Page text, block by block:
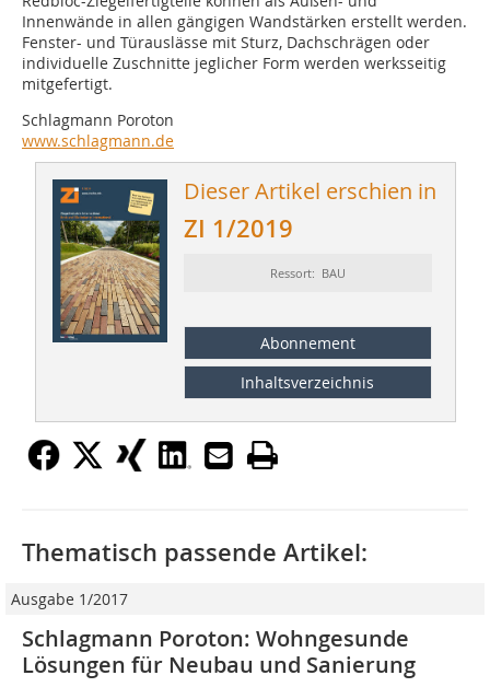
Innenwände in allen gängigen Wandstärken erstellt werden.
Fenster- und Türauslässe mit Sturz, Dachschrägen oder
individuelle Zuschnitte jeglicher Form werden werksseitig
mitgefertigt.
Schlagmann Poroton
www.schlagmann.de
Dieser Artikel erschien in
ZI 1/2019
Ressort: BAU
Abonnement
Inhaltsverzeichnis
Thematisch passende Artikel:
Ausgabe 1/2017
Schlagmann Poroton: Wohngesunde
Lösungen für Neubau und Sanierung